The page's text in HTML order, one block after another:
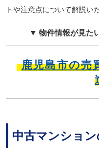
トや注意点について解説い
▼ 物件情報が見た
鹿児島市の売
中古マンショ